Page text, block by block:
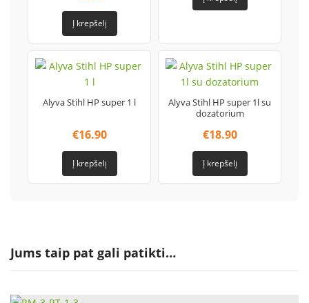
Į krepšelį
Alyva Stihl HP super 1 l
€16.90
Į krepšelį
Alyva Stihl HP super 1l su
dozatorium
€18.90
Į krepšelį
Jums taip pat gali patikti…